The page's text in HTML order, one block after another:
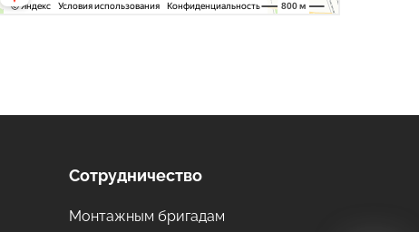
Сотрудничество
Монтажным бригадам